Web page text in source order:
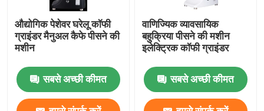
औद्योगिक पेशेवर घरेलू कॉफी
ग्राइंडर मैनुअल कैफे पीसने की
मशीन
सबसे अच्छी कीमत
वाणिज्यिक व्यावसायिक
बहुक्रिया पीसने की मशीन
इलेक्ट्रिक कॉफी ग्राइंडर
सबसे अच्छी कीमत